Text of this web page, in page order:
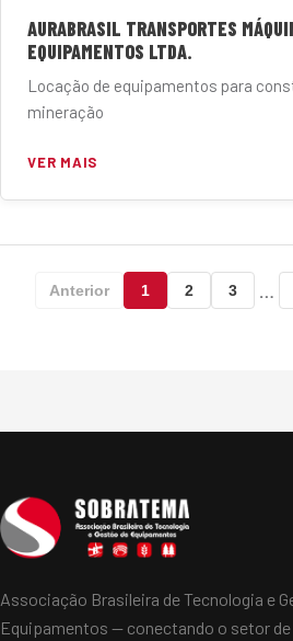
AURABRASIL TRANSPORTES
EQUIPAMENTOS LTDA.
Locação de equipamentos para
mineração
VER MAIS
Anterior 1 2 3
Associação Brasileira de Tecnologia e
Equipamentos — conectando o setor